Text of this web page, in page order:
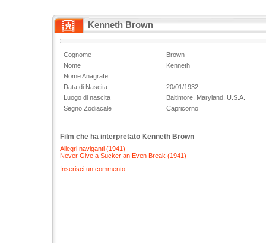
Kenneth Brown
Cognome
Brown
Nome
Kenneth
Nome Anagrafe
Data di Nascita
20/01/1932
Luogo di nascita
Baltimore, Maryland, U.S.A.
Segno Zodiacale
Capricorno
Film che ha interpretato Kenneth Brown
Allegri naviganti (1941)
Never Give a Sucker an Even Break (1941)
Inserisci un commento